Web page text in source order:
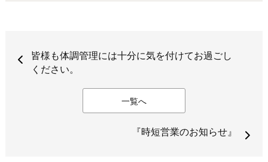
皆様も体調管理には十分に気を付けてお過ごし
ください。
一覧へ
『時短営業のお知らせ』